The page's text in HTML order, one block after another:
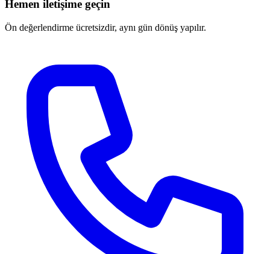
Hemen iletişime geçin
Ön değerlendirme ücretsizdir, aynı gün dönüş yapılır.